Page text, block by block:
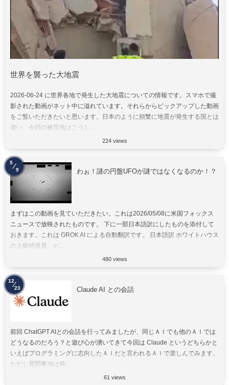
世界を襲った大地震
2026-06-24 に世界各地で発生した大地震についての情報です。スマホで撮
影された動画がネット中に溢れています。それらからピックアップした動画
をご覧いただきたいと思います。日本のように頻繁に地震が発生する国とは
違い、今回の被災地はこうし...
224 views
わぉ！謎の円盤UFOが謎ではなくなるのか！？
まずはこの動画を見ていただきたい。これは2026/05/08に米国フォックス
ニュースで放映されたものです。 下に一部日本語訳にしたものを添付して
おきます。これは GROK AI による自動翻訳です。 日本語訳 ホワイトハウス
の上級特派員、ピ...
480 views
5
9
Claude AI との会話
前回 ChatGPT AIとの会話を行ってみましたが、同じＡＩでも他のＡＩでは
どうなるのだろう？と遊び心が湧いてきて今回は Claude というどちらかと
いえばプログラミングに志向したＡＩだと言われるＡＩで楽しんでみます。
ただし質問事項は前...
61 views
12
23